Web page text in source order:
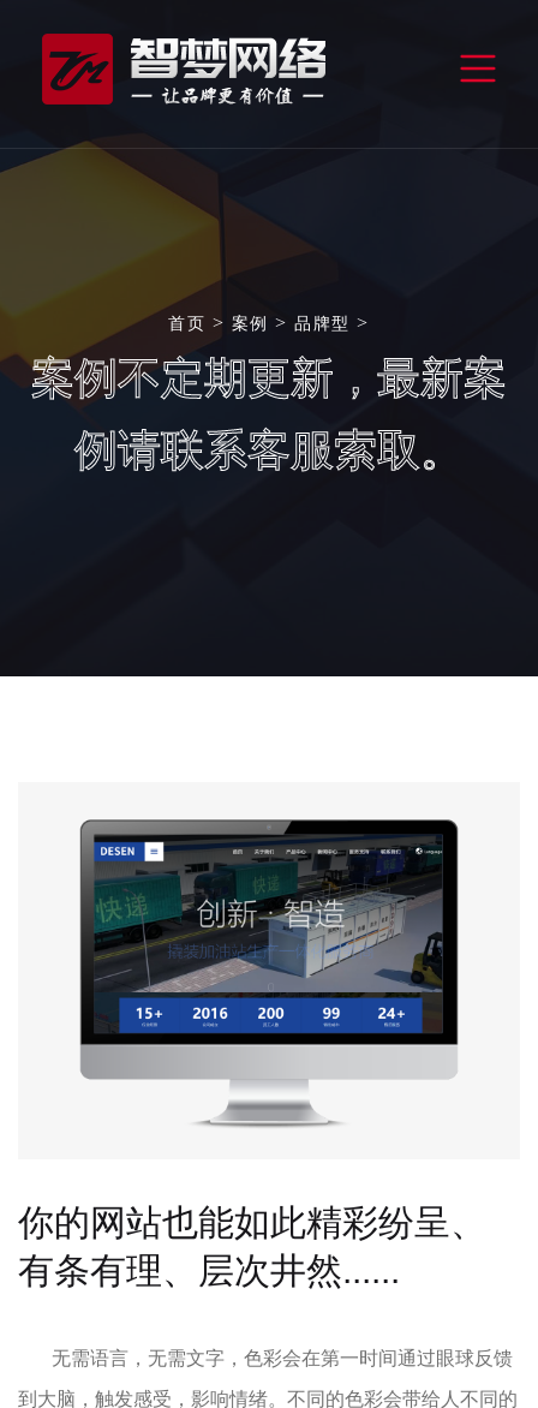
首页 > 案例 >品牌型 >
案例不定期更新，最新案
例请联系客服索取。
你的网站也能如此精彩纷呈、
有条有理、层次井然......
无需语言，无需文字，色彩会在第一时间通过眼球反馈
到大脑，触发感受，影响情绪。不同的色彩会带给人不同的